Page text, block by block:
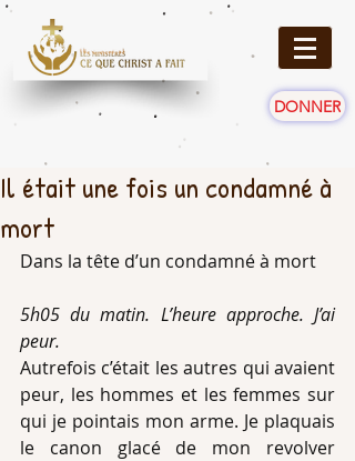
DONNER
Il était une fois un condamné à
mort
Dans la tête d’un condamné à mort
5h05 du matin. L’heure approche. J’ai
peur.
Autrefois c’était les autres qui avaient
peur, les hommes et les femmes sur
qui je pointais mon arme. Je plaquais
le canon glacé de mon revolver